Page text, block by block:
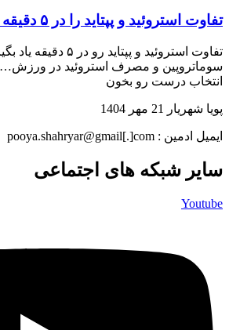
تفاوت استروئید و پپتاید را در ۵ دقیقه یاد بگیر
تفاوت استروئید و پپتاید
سوماتروپین و مصرف استروئید در ورزش…
انتخاب درست رو بخون
پویا شهریار 21 مهر 1404
ایمیل ادمین : pooya.shahryar@gmail[.]com
سایر شبکه های اجتماعی
Youtube